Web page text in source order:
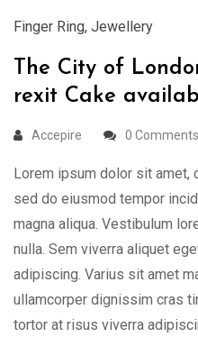
Finger Ring, Jewellery
The City of
rexit Cake
Accepire 0 Comments
Lorem ipsum dolor sit amet,
sed do eiusmod tempor
magna aliqua. Vestibulum
nulla. Sem viverra aliquet
adipiscing. Varius sit amet
ullamcorper dignissim cras
tortor at risus viverra